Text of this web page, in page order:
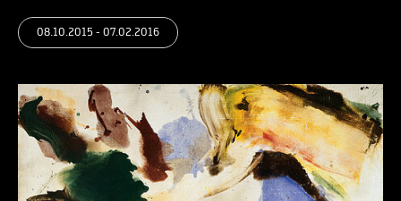
08.10.2015 - 07.02.2016